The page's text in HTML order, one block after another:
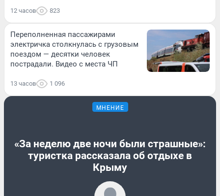
12 часов 823
Переполненная пассажирами
электричка столкнулась с грузовым
поездом — десятки человек
пострадали. Видео с места ЧП
13 часов 1 096
МНЕНИЕ
«За неделю две ночи были страшные»:
туристка рассказала об отдыхе в
Крыму